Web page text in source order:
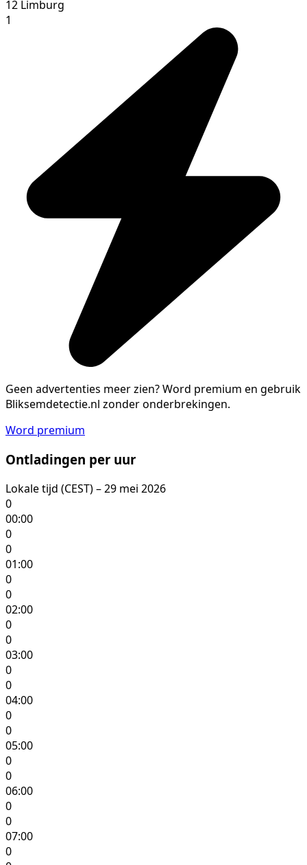
12 Limburg
1
Geen advertenties meer zien?Word premium en gebruik
Bliksemdetectie.nl zonder onderbrekingen.
Word premium
Ontladingen per uur
Lokale tijd (CEST) – 29 mei 2026
0
00:00
0
0
01:00
0
0
02:00
0
0
03:00
0
0
04:00
0
0
05:00
0
0
06:00
0
0
07:00
0